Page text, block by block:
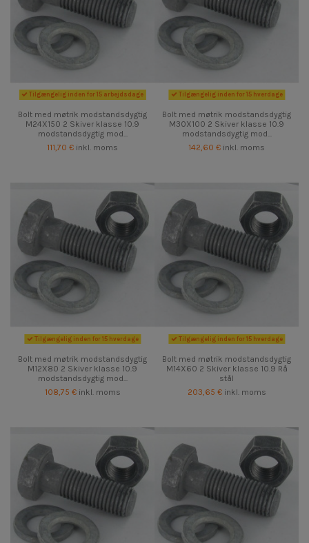
Tilgængelig inden for 15 arbejdsdage
Bolt med møtrik modstandsdygtig
M24X150 2 Skiver klasse 10.9
modstandsdygtig mod...
111,70 € inkl. moms
Tilgængelig inden for 15 hverdage
Bolt med møtrik modstandsdygtig
M30X100 2 Skiver klasse 10.9
modstandsdygtig mod...
142,60 € inkl. moms
Tilgængelig inden for 15 hverdage
Bolt med møtrik modstandsdygtig
M12X80 2 Skiver klasse 10.9
modstandsdygtig mod...
108,75 € inkl. moms
Tilgængelig inden for 15 hverdage
Bolt med møtrik modstandsdygtig
M14X60 2 Skiver klasse 10.9 Rå
stål
203,65 € inkl. moms